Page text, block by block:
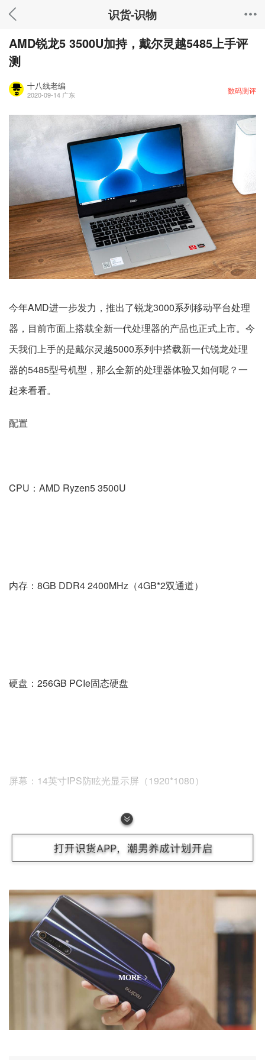
识货-识物
AMD锐龙5 3500U加持，戴尔灵越5485上手评
测
十八线老编
2020-09-14 广东 数码测评
今年AMD进一步发力，推出了锐龙3000系列移动平台处理
器，目前市面上搭载全新一代处理器的产品也正式上市。今
天我们上手的是戴尔灵越5000系列中搭载新一代锐龙处理
器的5485型号机型，那么全新的处理器体验又如何呢？一
起来看看。
配置
CPU：AMD Ryzen5 3500U
内存：8GB DDR4 2400MHz（4GB*2双通道）
硬盘：256GB PCIe固态硬盘
屏幕：14英寸IPS防眩光显示屏（1920*1080）
重量：1.512KG
数码测评
MORE